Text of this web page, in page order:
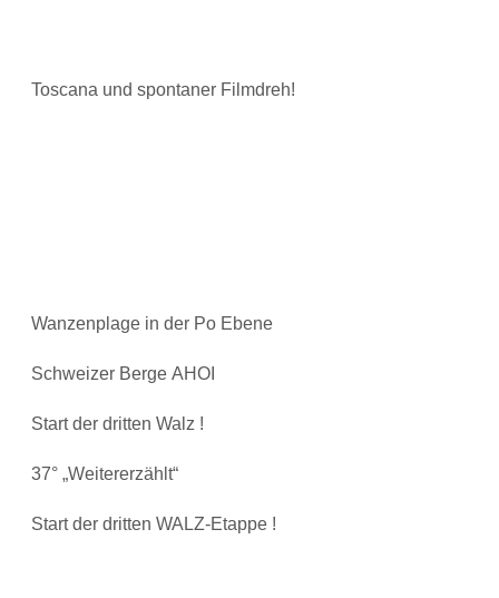
Toscana und spontaner Filmdreh!
Wanzenplage in der Po Ebene
Schweizer Berge AHOI
Start der dritten Walz !
37° „Weitererzählt“
Start der dritten WALZ-Etappe !